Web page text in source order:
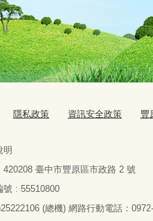
隱私政策 資訊安全政策 豐
明
420208 臺中市豐原區市政路 2 號
號 : 55510800
(總機) 網路行動電話：